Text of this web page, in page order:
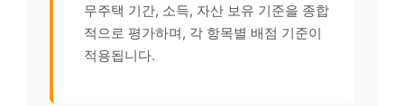
무주택 기간, 소득, 자산 보유 기준을 종합
적으로 평가하며, 각 항목별 배점 기준이
적용됩니다.